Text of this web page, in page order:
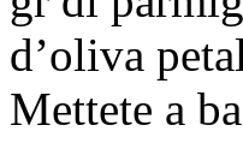
d’oliva
Mettete a